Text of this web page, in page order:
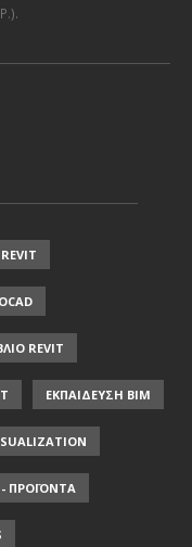
.
REVIT
ΕΚΠΑΙΔΕΥΣΗ ΒΙΜ
ΠΡΟΪΟΝΤΑ